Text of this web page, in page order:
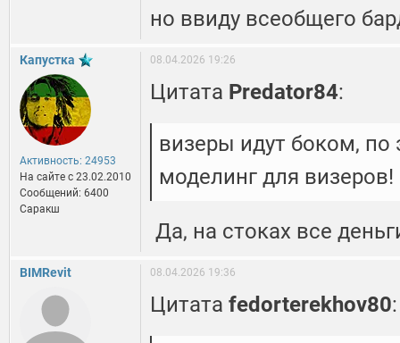
но ввиду всеобщего
Капустка
Активность: 24953
На сайте c 23.02.2010
Сообщений: 6400
Саракш
08.04.2026 19:26
Цитата Predator84:
визеры идут боком, по
моделинг для визеров!
Да, на стоках все
BIMRevit 08.04.2026 19:36
Цитата fedorterekhov80: